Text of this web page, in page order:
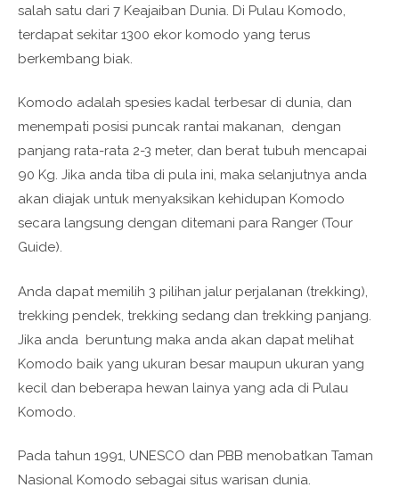
salah satu dari 7 Keajaiban Dunia. Di Pulau Komodo,
terdapat sekitar 1300 ekor komodo yang terus
berkembang biak.
Komodo adalah spesies kadal terbesar di dunia, dan
menempati posisi puncak rantai makanan, dengan
panjang rata-rata 2-3 meter, dan berat tubuh mencapai
90 Kg. Jika anda tiba di pula ini, maka selanjutnya anda
akan diajak untuk menyaksikan kehidupan Komodo
secara langsung dengan ditemani para Ranger (Tour
Guide).
Anda dapat memilih 3 pilihan jalur perjalanan (trekking),
trekking pendek, trekking sedang dan trekking panjang.
Jika anda beruntung maka anda akan dapat melihat
Komodo baik yang ukuran besar maupun ukuran yang
kecil dan beberapa hewan lainya yang ada di Pulau
Komodo.
Pada tahun 1991, UNESCO dan PBB menobatkan Taman
Nasional Komodo sebagai situs warisan dunia.